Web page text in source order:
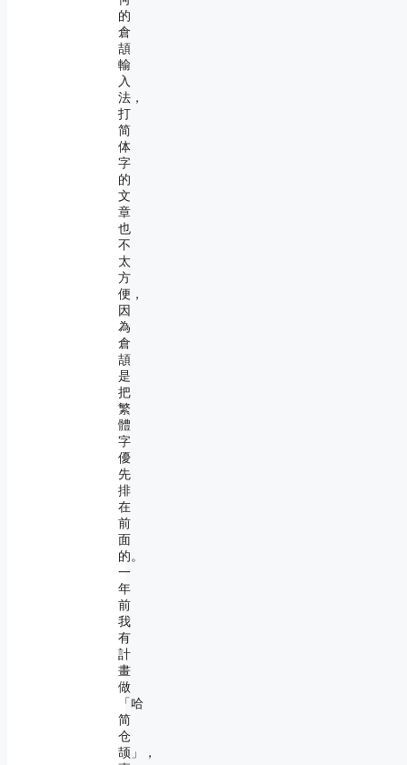
的
倉
頡
輸
入
法，
打
简
体
字
的
文
章
也
不
太
方
便，
因
為
倉
頡
是
把
繁
體
字
優
先
排
在
前
面
的。
一
年
前
我
有
計
畫
做
「哈
简
仓
颉」，